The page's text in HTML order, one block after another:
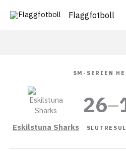
Flaggfotboll
SM-SERIEN
Eskilstuna Sharks
26–